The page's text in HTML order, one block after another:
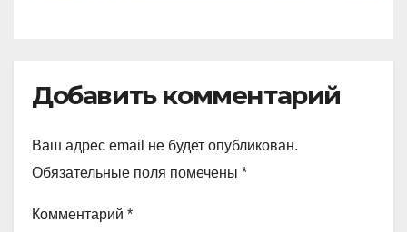
Добавить комментарий
Ваш адрес email не будет опубликован.
Обязательные поля помечены *
Комментарий *